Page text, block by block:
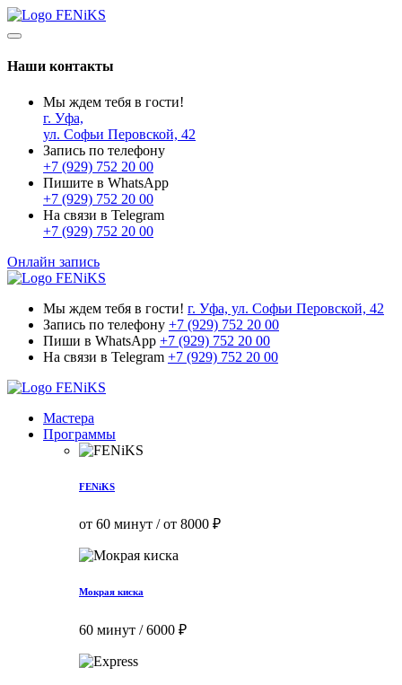
Наши контакты
Мы ждем тебя в гости!
г. Уфа,
ул. Софьи Перовской, 42
Запись по телефону
+7 (929) 752 20 00
Пишите в WhatsApp
+7 (929) 752 20 00
На связи в Telegram
+7 (929) 752 20 00
Онлайн запись
Мы ждем тебя в гости! г. Уфа, ул. Софьи Перовской, 42
Запись по телефону +7 (929) 752 20 00
Пиши в WhatsApp +7 (929) 752 20 00
На связи в Telegram +7 (929) 752 20 00
Мастера
Программы
FENiKS
от 60 минут / от 8000 ₽
Мокрая киска
60 минут / 6000 ₽